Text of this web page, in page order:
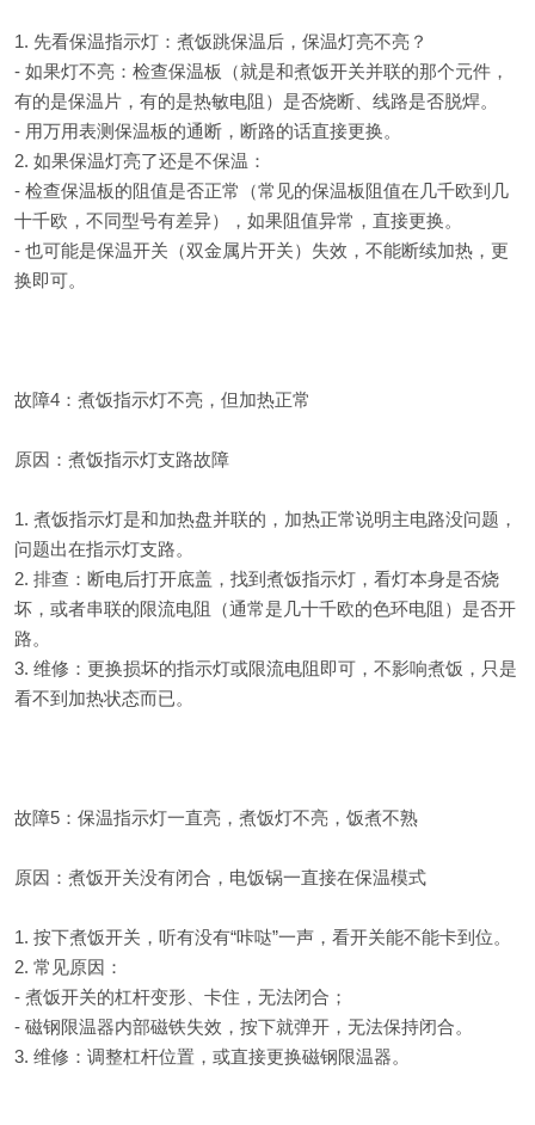
1. 先看保温指示灯：煮饭跳保温后，保温灯亮不亮？
- 如果灯不亮：检查保温板（就是和煮饭开关并联的那个元件，
有的是保温片，有的是热敏电阻）是否烧断、线路是否脱焊。
- 用万用表测保温板的通断，断路的话直接更换。
2. 如果保温灯亮了还是不保温：
- 检查保温板的阻值是否正常（常见的保温板阻值在几千欧到几
十千欧，不同型号有差异），如果阻值异常，直接更换。
- 也可能是保温开关（双金属片开关）失效，不能断续加热，更
换即可。
故障4：煮饭指示灯不亮，但加热正常
原因：煮饭指示灯支路故障
1. 煮饭指示灯是和加热盘并联的，加热正常说明主电路没问题，
问题出在指示灯支路。
2. 排查：断电后打开底盖，找到煮饭指示灯，看灯本身是否烧
坏，或者串联的限流电阻（通常是几十千欧的色环电阻）是否开
路。
3. 维修：更换损坏的指示灯或限流电阻即可，不影响煮饭，只是
看不到加热状态而已。
故障5：保温指示灯一直亮，煮饭灯不亮，饭煮不熟
原因：煮饭开关没有闭合，电饭锅一直接在保温模式
1. 按下煮饭开关，听有没有“咔哒”一声，看开关能不能卡到位。
2. 常见原因：
- 煮饭开关的杠杆变形、卡住，无法闭合；
- 磁钢限温器内部磁铁失效，按下就弹开，无法保持闭合。
3. 维修：调整杠杆位置，或直接更换磁钢限温器。